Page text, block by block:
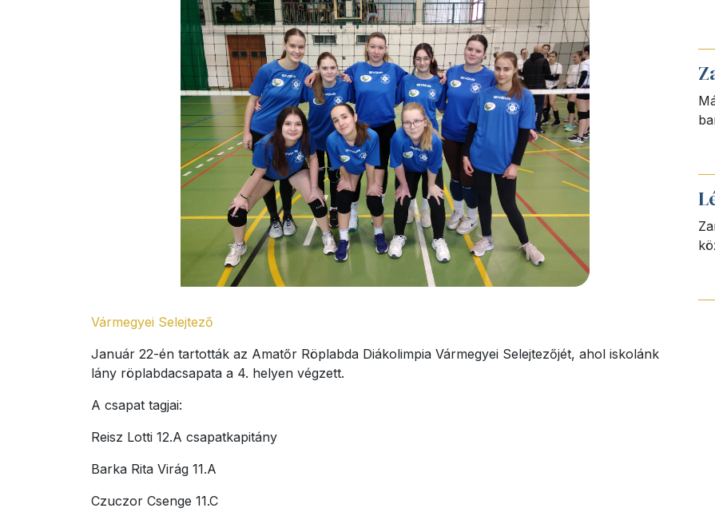
Vármegyei Selejtező
Január 22-én tartották az Amatőr Röplabda Diákolimpia Vármegyei Selejtezőjét, ahol iskolánk
lány röplabdacsapata a 4. helyen végzett.
A csapat tagjai:
Reisz Lotti 12.A csapatkapitány
Barka Rita Virág 11.A
Czuczor Csenge 11.C